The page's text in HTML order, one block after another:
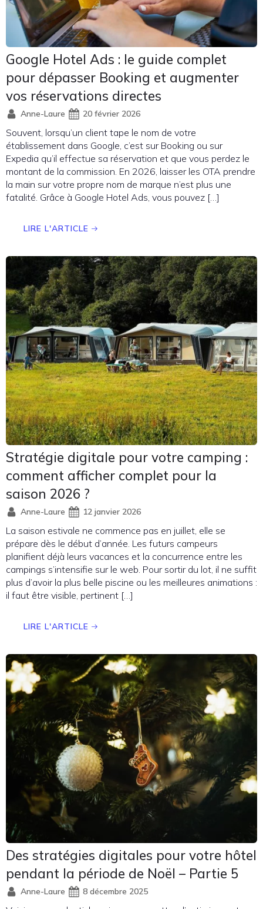
Google Hotel Ads : le guide complet
pour dépasser Booking et augmenter
vos réservations directes
Anne-Laure 20 février 2026
Souvent, lorsqu’un client tape le nom de votre
établissement dans Google, c’est sur Booking ou sur
Expedia qu’il effectue sa réservation et que vous perdez le
montant de la commission. En 2026, laisser les OTA prendre
la main sur votre propre nom de marque n’est plus une
fatalité. Grâce à Google Hotel Ads, vous pouvez […]
LIRE L'ARTICLE
Stratégie digitale pour votre camping :
comment afficher complet pour la
saison 2026 ?
Anne-Laure 12 janvier 2026
La saison estivale ne commence pas en juillet, elle se
prépare dès le début d’année. Les futurs campeurs
planifient déjà leurs vacances et la concurrence entre les
campings s’intensifie sur le web. Pour sortir du lot, il ne suffit
plus d’avoir la plus belle piscine ou les meilleures animations :
il faut être visible, pertinent […]
LIRE L'ARTICLE
Des stratégies digitales pour votre hôtel
pendant la période de Noël – Partie 5
Anne-Laure 8 décembre 2025